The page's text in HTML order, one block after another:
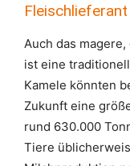
Auch das
ist eine
Kamele könnten
Zukunft eine
rund 630.000
Tiere